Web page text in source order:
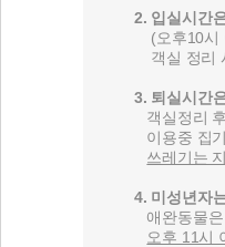
2. 입실시간
(오후10시
객실 정리
3. 퇴실시간
객실정리
이용중 집
쓰레기는
4. 미성년자
애완동물은
오후 11시